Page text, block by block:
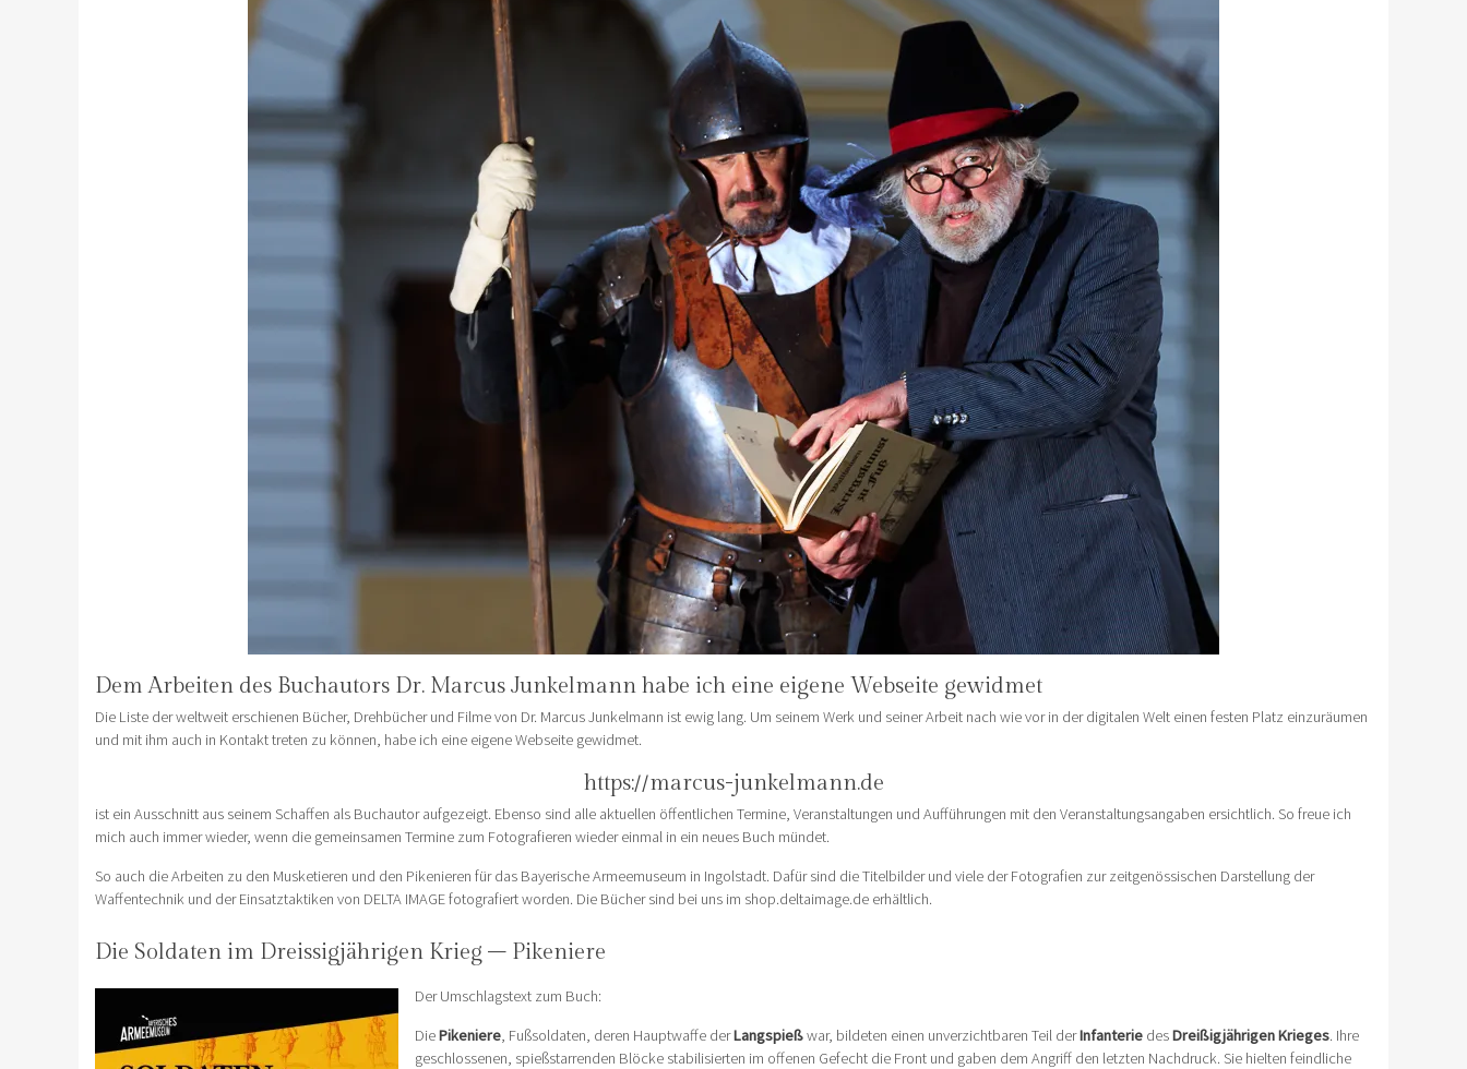
Dem Arbeiten des Buchautors Dr. Marcus Junkelmann habe ich eine eigene Webseite gewidmet
Die Liste der weltweit erschienen Bücher, Drehbücher und Filme von Dr. Marcus Junkelmann ist ewig lang. Um seinem Werk und seiner Arbeit nach wie vor in der digitalen Welt einen festen Platz einzuräumen
und mit ihm auch in Kontakt treten zu können, habe ich eine eigene Webseite gewidmet.
https://marcus-junkelmann.de
ist ein Ausschnitt aus seinem Schaffen als Buchautor aufgezeigt. Ebenso sind alle aktuellen öffentlichen Termine, Veranstaltungen und Aufführungen mit den Veranstaltungsangaben ersichtlich. So freue ich
mich auch immer wieder, wenn die gemeinsamen Termine zum Fotografieren wieder einmal in ein neues Buch mündet.
So auch die Arbeiten zu den Musketieren und den Pikenieren für das Bayerische Armeemuseum in Ingolstadt. Dafür sind die Titelbilder und viele der Fotografien zur zeitgenössischen Darstellung der
Waffentechnik und der Einsatztaktiken von DELTA IMAGE fotografiert worden. Die Bücher sind bei uns im shop.deltaimage.de erhältlich.
Die Soldaten im Dreissigjährigen Krieg – Pikeniere
Der Umschlagstext zum Buch:
DiePikeniere, Fußsoldaten, deren Hauptwaffe derLangspießwar, bildeten einen unverzichtbaren Teil derInfanterie desDreißigjährigen Krieges. Ihre
geschlossenen, spießstarrenden Blöcke stabilisierten im offenen Gefecht die Front und gaben dem Angriff den letzten Nachdruck. Sie hielten feindliche